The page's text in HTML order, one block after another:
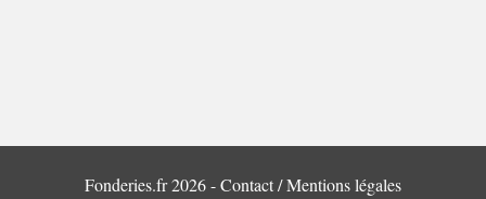
Fonderies.fr 2026 -Contact / Mentions légales